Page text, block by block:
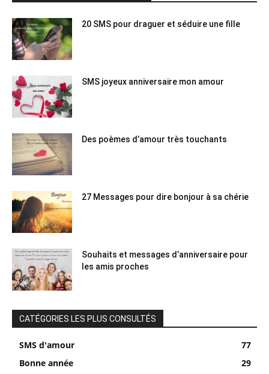
20 SMS pour draguer et séduire une fille
SMS joyeux anniversaire mon amour
Des poèmes d’amour très touchants
27 Messages pour dire bonjour à sa chérie
Souhaits et messages d’anniversaire pour
les amis proches
CATÉGORIES LES PLUS CONSULTÉS
SMS d'amour
77
Bonne année
29